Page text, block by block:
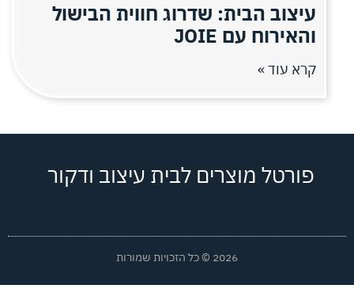
עיצוב הבית: שדרוג חווית הבישול
והאירוח עם JOIE
קרא עוד »
פורטל מוצרים לבית עיצוב ודקור
2026 © כל הזכויות שמורות